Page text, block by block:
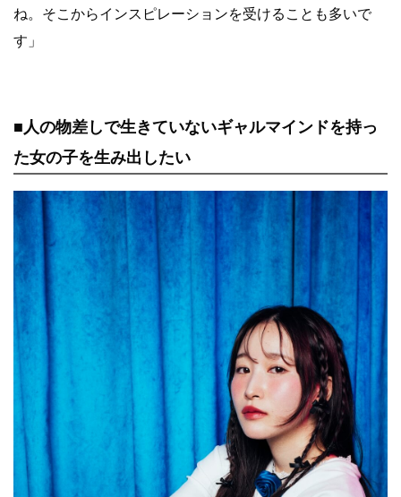
ね。そこからインスピレーションを受けることも多いで
す」
■人の物差しで生きていないギャルマインドを持っ
た女の子を生み出したい